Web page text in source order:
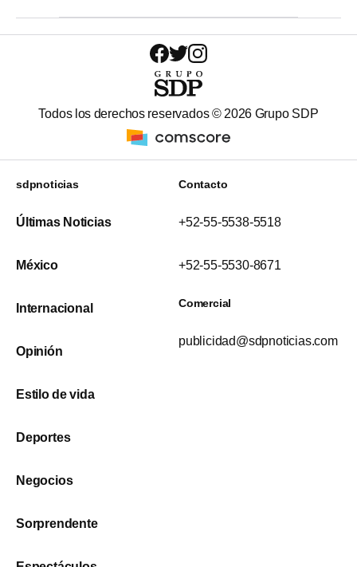
Todos los derechos reservados © 2026 Grupo SDP
sdpnoticias
Últimas Noticias
México
Internacional
Opinión
Estilo de vida
Deportes
Negocios
Sorprendente
Contacto
+52-55-5538-5518
+52-55-5530-8671
Comercial
publicidad@sdpnoticias.com